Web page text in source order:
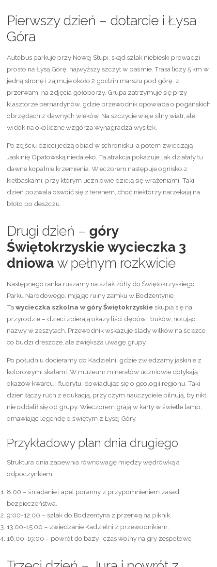
Pierwszy dzień – dotarcie i Łysa
Góra
Autobus parkuje przy Nowej Słupi, skąd szlak niebieski prowadzi
prosto na Łysą Górę, najwyższy szczyt w paśmie. Trasa liczy 5 km w
jedną stronę i zajmuje około 2 godzin marszu pod górę, z
przerwami na zdjęcia gołoborzy. Grupa zatrzymuje się przy
klasztorze bernardynów, gdzie przewodnik opowiada o pogańskich
obrzędach z dawnych wieków. Na szczycie wieje silny wiatr, ale
widok na okoliczne wzgórza wynagradza wysiłek.
Po zejściu dzieci jedzą obiad w schronisku, a potem zwiedzają
Jaskinię Opatowską niedaleko. Ta atrakcja pokazuje, jak działały tu
dawne kopalnie krzemienia. Wieczorem następuje ognisko z
kiełbaskami, przy którym uczniowie dzielą się wrażeniami. Taki
dzień pozwala oswoić się z terenem, choć niektórzy narzekają na
błoto po deszczu.
Drugi dzień – góry
Świętokrzyskie wycieczka 3
dniowaw pełnym rozkwicie
Następnego ranka ruszamy na szlak żółty do Świętokrzyskiego
Parku Narodowego, mijając ruiny zamku w Bodzentynie.
Ta wycieczka szkolna w góry Świętokrzyskie skupia się na
przyrodzie – dzieci zbierają okazy liści dębów i buków, notując
nazwy w zeszytach. Przewodnik wskazuje ślady wilków na ścieżce,
co budzi dreszcze, ale zwiększa uwagę grupy.
Po południu docieramy do Kadzielni, gdzie zwiedzamy jaskinie z
kolorowymi skałami. W muzeum minerałów uczniowie dotykają
okazów kwarcu i fluorytu, dowiadując się o geologii regionu. Taki
dzień łączy ruch z edukacją, przy czym nauczyciele pilnują, by nikt
nie oddalił się od grupy. Wieczorem grają w karty w świetle lamp,
omawiając legendę o świętym z Łysej Góry.
Przykładowy plan dnia drugiego
Struktura dnia zapewnia równowagę między wędrówką a
odpoczynkiem:
8:00 – śniadanie i apel poranny z przypomnieniem zasad
bezpieczeństwa.
9:00-12:00 – szlak do Bodzentyna z przerwą na piknik.
13:00-15:00 – zwiedzanie Kadzielni z przewodnikiem.
16:00-19:00 – powrót do bazy i czas wolny na gry zespołowe.